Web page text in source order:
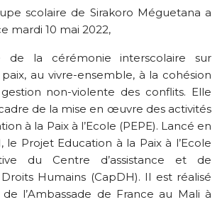
scolaire de Sirakoro Méguetana a
mardi 10 mai 2022,
la cérémonie interscolaire sur
au vivre-ensemble, à la cohésion
non-violente des conflits. Elle
de la mise en œuvre des activités
à la Paix à l’Ecole (PEPE). Lancé en
le Projet Education à la Paix à l’Ecole
du Centre d’assistance et de
Humains (CapDH). Il est réalisé
de l’Ambassade de France au Mali à